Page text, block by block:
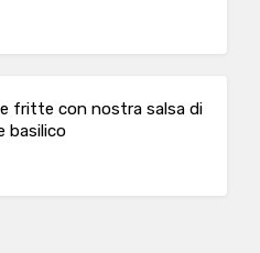
fritte con nostra salsa di
basilico